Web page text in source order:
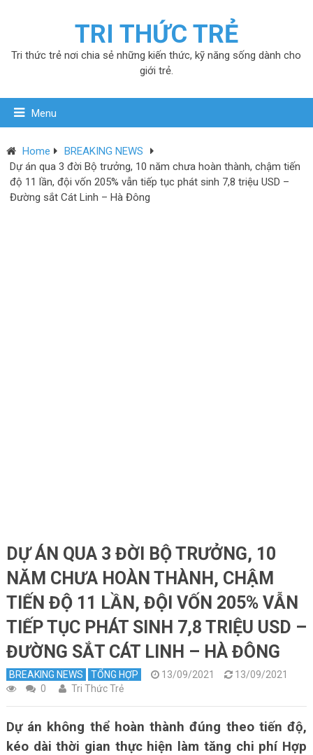
TRI THỨC TRẺ
Tri thức trẻ nơi chia sẻ những kiến thức, kỹ năng sống dành cho
giới trẻ.
Menu
Home
BREAKING NEWS
Dự án qua 3 đời Bộ trưởng, 10 năm chưa hoàn thành, chậm tiến
độ 11 lần, đội vốn 205% vẫn tiếp tục phát sinh 7,8 triệu USD –
Đường sắt Cát Linh – Hà Đông
DỰ ÁN QUA 3 ĐỜI BỘ TRƯỞNG, 10
NĂM CHƯA HOÀN THÀNH, CHẬM
TIẾN ĐỘ 11 LẦN, ĐỘI VỐN 205% VẪN
TIẾP TỤC PHÁT SINH 7,8 TRIỆU USD –
ĐƯỜNG SẮT CÁT LINH – HÀ ĐÔNG
BREAKING NEWS TỔNG HỢP 13/09/2021
13/09/2021
0
Tri Thức Trẻ
Dự án không thể hoàn thành đúng theo tiến độ,
kéo dài thời gian thực hiện làm tăng chi phí Hợp